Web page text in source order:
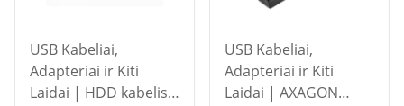
USB Kabeliai,
Adapteriai ir Kiti
Laidai | HDD kabelis
USB Kabeliai,
Adapteriai ir Kiti
Laidai | AXAGON